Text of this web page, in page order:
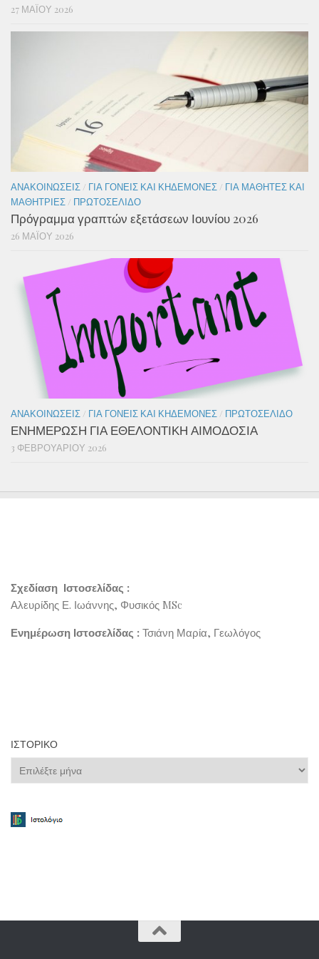
27 ΜΑΪ́ΟΥ 2026
ΑΝΑΚΟΙΝΏΣΕΙΣ / ΓΙΑ ΓΟΝΕΊΣ ΚΑΙ ΚΗΔΕΜΌΝΕΣ / ΓΙΑ ΜΑΘΗΤΈΣ ΚΑΙ
ΜΑΘΉΤΡΙΕΣ / ΠΡΩΤΟΣΈΛΙΔΟ
Πρόγραμμα γραπτών εξετάσεων Ιουνίου 2026
26 ΜΑΪ́ΟΥ 2026
ΑΝΑΚΟΙΝΏΣΕΙΣ / ΓΙΑ ΓΟΝΕΊΣ ΚΑΙ ΚΗΔΕΜΌΝΕΣ / ΠΡΩΤΟΣΈΛΙΔΟ
ΕΝΗΜΕΡΩΣΗ ΓΙΑ ΕΘΕΛΟΝΤΙΚΗ ΑΙΜΟΔΟΣΙΑ
3 ΦΕΒΡΟΥΑΡΊΟΥ 2026
Σχεδίαση Ιστοσελίδας :
Αλευρίδης Ε. Ιωάννης, Φυσικός MSc
Ενημέρωση Ιστοσελίδας : Τσιάνη Μαρία, Γεωλόγος
ΙΣΤΟΡΙΚΌ
Ιστορικό